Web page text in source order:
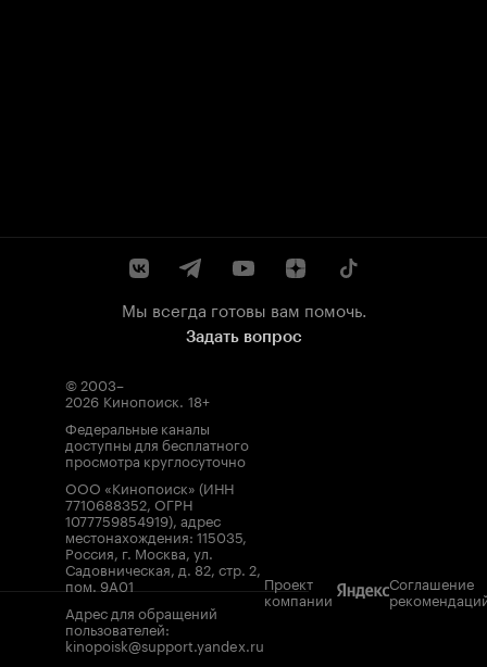
Мы всегда готовы вам помочь.
Задать вопрос
© 2003–
2026 Кинопоиск. 18+
Федеральные каналы
доступны для бесплатного
просмотра круглосуточно
ООО «Кинопоиск» (ИНН
7710688352, ОГРН
1077759854919), адрес
местонахождения: 115035,
Россия, г. Москва, ул.
Садовническая, д. 82, стр. 2,
пом. 9А01
Адрес для обращений
пользователей:
kinopoisk@support.yandex.ru
Проект
компании
Соглашение